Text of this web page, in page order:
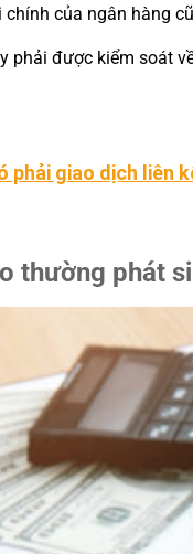
của ngân hàng
phải được kiểm soát
phải giao dịch liên
thường phát